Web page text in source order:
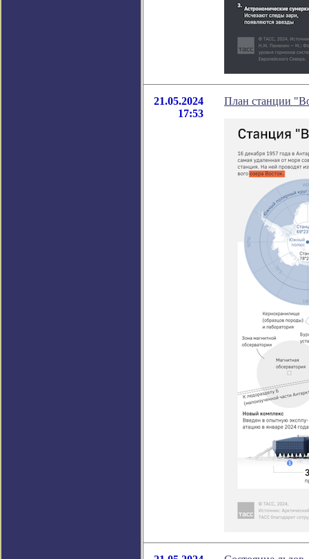
21.05.2024
17:53
План станции